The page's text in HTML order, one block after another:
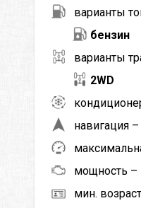
варианты
бензин
варианты
2WD
навигация –
мощность –
мин.